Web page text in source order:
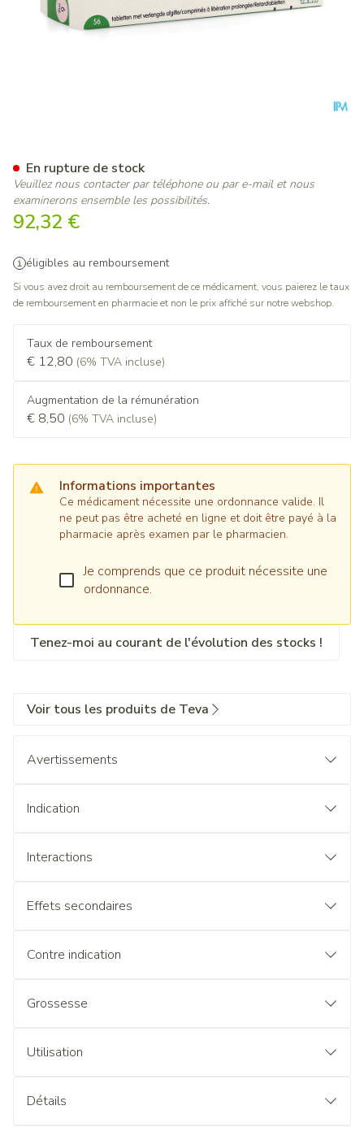
92,32 €
éligibles au remboursement
Si vous avez droit au remboursement de ce médicament, vous paierez le taux
de remboursement en pharmacie et non le prix affiché sur notre webshop.
Taux de remboursement
€ 12,80 (6% TVA incluse)
Augmentation de la rémunération
€ 8,50 (6% TVA incluse)
Informations importantes
Ce médicament nécessite une ordonnance valide. Il
ne peut pas être acheté en ligne et doit être payé à la
pharmacie après examen par le pharmacien.
Je comprends que ce produit nécessite une
ordonnance.
Tenez-moi au courant de l'évolution des stocks !
En rupture de stock
Veuillez nous contacter par téléphone ou par e-mail et nous
examinerons ensemble les possibilités.
Voir tous les produits de Teva
Avertissements
Indication
Interactions
Effets secondaires
Contre indication
Grossesse
Utilisation
Détails